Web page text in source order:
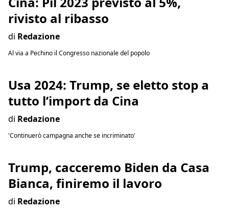
rivisto al ribasso
di Redazione
Al via a Pechino il Congresso nazionale del popolo
Usa 2024: Trump, se eletto stop a
tutto l’import da Cina
di Redazione
'Continuerò campagna anche se incriminato'
Trump, cacceremo Biden da Casa
Bianca, finiremo il lavoro
di Redazione